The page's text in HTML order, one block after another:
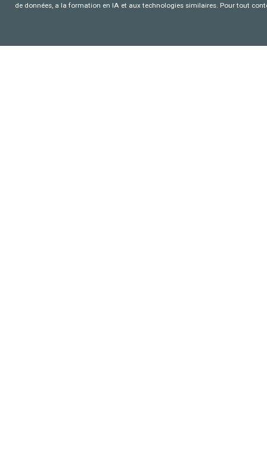
de données, a la formation en IA et aux technologies similaires. Pour tout